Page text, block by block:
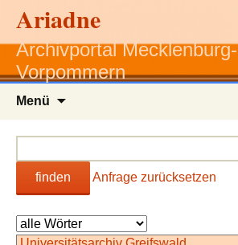
Ariadne
Archivportal Mecklenburg-
Vorpommern
Menü
finden Anfrage zurücksetzen